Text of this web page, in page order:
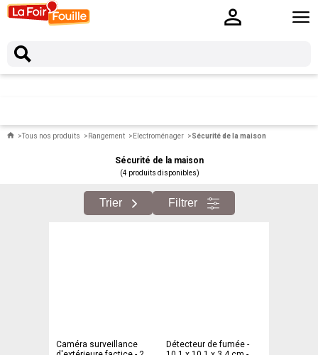
Tous nos produits Rangement Electroménager Sécurité de la maison
Sécurité de la maison
(4 produits disponibles)
Trier Filtrer
Caméra surveillance
Détecteur de fumée -